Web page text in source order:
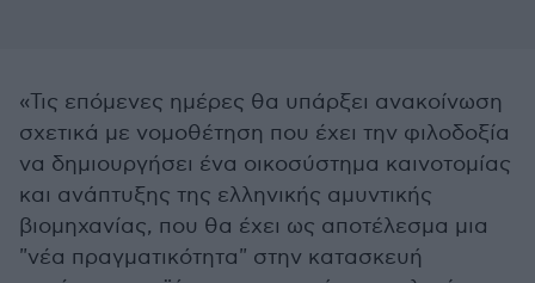
«Τις επόμενες ημέρες θα υπάρξει ανακοίνωση
σχετικά με νομοθέτηση που έχει την φιλοδοξία
να δημιουργήσει ένα οικοσύστημα καινοτομίας
και ανάπτυξης της ελληνικής αμυντικής
βιομηχανίας, που θα έχει ως αποτέλεσμα μια
"νέα πραγματικότητα" στην κατασκευή